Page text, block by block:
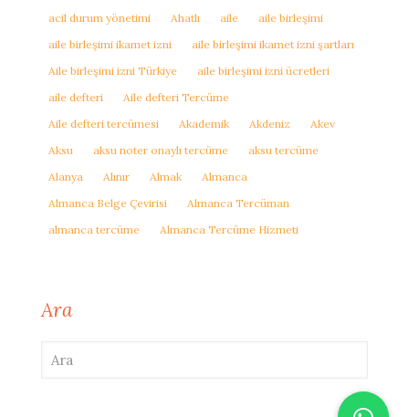
acil durum yönetimi Ahatlı aile
aile birleşimi
aile birleşimi ikamet izni
aile birleşimi ikamet izni şartları
Aile birleşimi izni Türkiye
aile birleşimi izni ücretleri
aile defteri
Aile defteri Tercüme
Aile defteri tercümesi
Akademik Akdeniz
Akev
Aksu
aksu noter onaylı tercüme
aksu tercüme
Alanya
Alınır Almak
Almanca
Almanca Belge Çevirisi
Almanca Tercüman
almanca tercüme
Almanca Tercüme Hizmeti
Ara